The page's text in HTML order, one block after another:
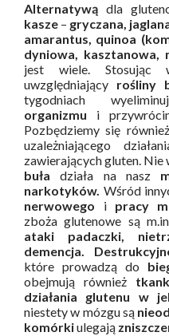
Alternatywą dla
kasze – gryczana,
amarantus, quinoa
dyniowa, kasztanowa,
jest wiele. Stosując
uwzględniający rośliny
tygodniach
organizmu i
Pozbędziemy się również
uzależniającego
zawierających gluten. Nie
buła działa na nasz
narkotyków. Wśród
nerwowego i pracy
zboża glutenowe są
ataki padaczki,
demencja.
które prowadzą do
obejmują również
działania glutenu w
niestety w mózgu są
komórkiulegają